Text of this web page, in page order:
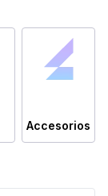
Accesorios